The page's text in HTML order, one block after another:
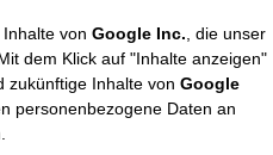
von Google Inc. , die unser
dem Klick auf "Inhalte anzeigen"
zukünftige Inhalte von Google
personenbezogene Daten an